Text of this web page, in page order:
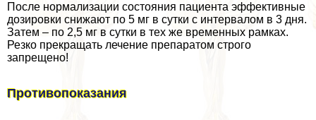
После нормализации состояния пациента эффективные
дозировки снижают по 5 мг в сутки с интервалом в 3 дня.
Затем – по 2,5 мг в сутки в тех же временных рамках.
Резко прекращать лечение препаратом строго
запрещено!
Противопоказания